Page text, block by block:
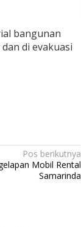
bangunan
di evakuasi
Pos berikutnya
Mobil Rental
Samarinda